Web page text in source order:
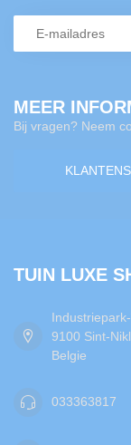
MEER
Bij vragen? Neem
TUIN LUXE
9100 Sint-
Belgie
033363817